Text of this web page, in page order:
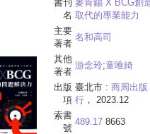
書刊
名
麥肯錫 X BCG創
取代的專業能力
主要
著者
名和高司
其他
著者
游念玲;童唯綺
出版
項
臺北市 : 商周出版
行 ， 2023.12
索書
號
489.17 8663